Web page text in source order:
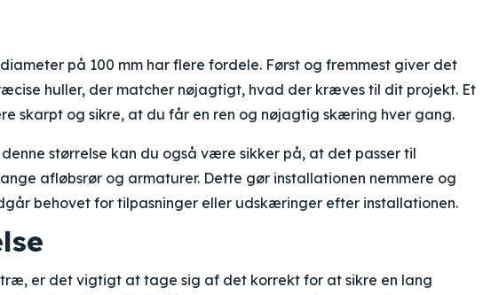
på 100 mm har flere fordele. Først og fremmest giver det
huller, der matcher nøjagtigt, hvad der kræves til dit projekt. Et
skarpt og sikre, at du får en ren og nøjagtig skæring hver gang.
størrelse kan du også være sikker på, at det passer til
afløbsrør og armaturer. Dette gør installationen nemmere og
behovet for tilpasninger eller udskæringer efter installationen.
er det vigtigt at tage sig af det korrekt for at sikre en lang